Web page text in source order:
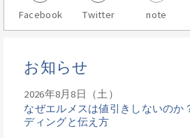
Facebook Twitter note
お知らせ
なぜエルメスは値引きしないのか
ディングと伝え方
2026年8月8日（土）